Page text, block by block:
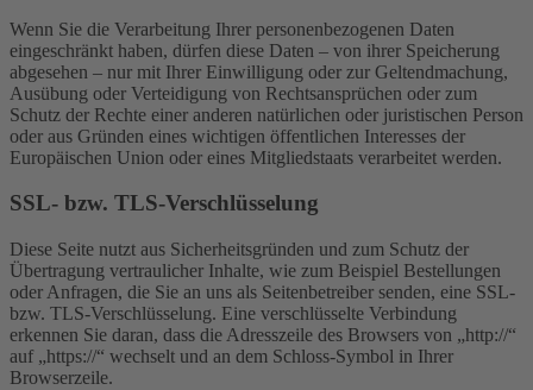
Wenn Sie die Verarbeitung Ihrer personenbezogenen Daten
eingeschränkt haben, dürfen diese Daten – von ihrer Speicherung
abgesehen – nur mit Ihrer Einwilligung oder zur Geltendmachung,
Ausübung oder Verteidigung von Rechtsansprüchen oder zum
Schutz der Rechte einer anderen natürlichen oder juristischen Person
oder aus Gründen eines wichtigen öffentlichen Interesses der
Europäischen Union oder eines Mitgliedstaats verarbeitet werden.
SSL- bzw. TLS-Verschlüsselung
Diese Seite nutzt aus Sicherheitsgründen und zum Schutz der
Übertragung vertraulicher Inhalte, wie zum Beispiel Bestellungen
oder Anfragen, die Sie an uns als Seitenbetreiber senden, eine SSL-
bzw. TLS-Verschlüsselung. Eine verschlüsselte Verbindung
erkennen Sie daran, dass die Adresszeile des Browsers von „http://“
auf „https://“ wechselt und an dem Schloss-Symbol in Ihrer
Browserzeile.